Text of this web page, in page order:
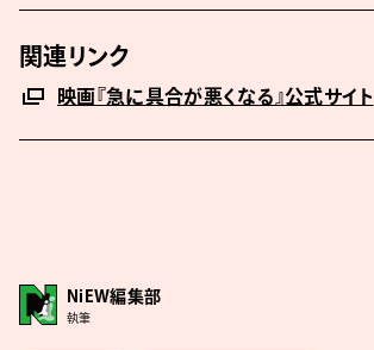
関連リンク
映画『急に具合が悪くなる』公式サイト
NiEW編集部
執筆